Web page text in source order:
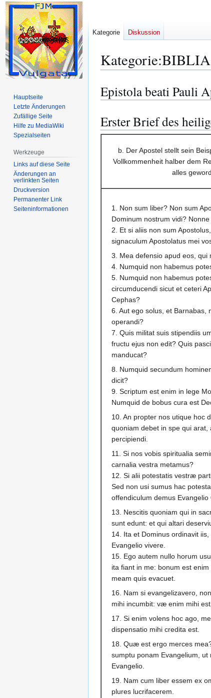
Kategorie:BIBLIA
Zur
Navigation
Zur
Suche
Epistola beati Pauli
Erster Brief des
b. Der Apostel stellt sein
Vollkommenheit halber dem
alles
1. Non sum liber? Non sum
Dominum nostrum vidi?
2. Et si aliis non sum
signaculum Apostolatus mei
3. Mea defensio apud eos, qui
4. Numquid non habemus
5. Numquid non habemus
circumducendi sicut et ceteri
Cephas?
6. Aut ego solus, et Barnabas,
operandi?
7. Quis militat suis stipendiis
fructu ejus non edit? Quis
manducat?
8. Numquid secundum
dicit?
9. Scriptum est enim in lege
Numquid de bobus cura est
10. An propter nos utique hoc
quoniam debet in spe qui
percipiendi.
11. Si nos vobis spiritualia
carnalia vestra metamus?
12. Si alii potestatis vestræ
Sed non usi sumus hac
offendiculum demus Evangelio
13. Nescitis quoniam qui in
sunt edunt: et qui altari
14. Ita et Dominus ordinavit
Evangelio vivere.
15. Ego autem nullo horum
ita fiant in me: bonum est
meam quis evacuet.
16. Nam si evangelizavero,
mihi incumbit: væ enim mihi
17. Si enim volens hoc ago,
dispensatio mihi credita est.
18. Quæ est ergo merces
sumptu ponam Evangelium,
Evangelio.
19. Nam cum liber essem ex
plures lucrifacerem.
Kategorie Diskussion
Hauptseite
Letzte Änderungen
Zufällige Seite
Hilfe zu MediaWiki
Spezialseiten
Werkzeuge
Links auf diese Seite
Änderungen an
verlinkten Seiten
Druckversion
Permanenter Link
Seiten­­informationen